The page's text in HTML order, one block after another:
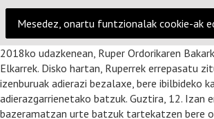
Mesedez, onartu funtzionalak cookie-ak
2018ko udazkenean, Ruper Ordorikaren
Elkarrek. Disko hartan, Ruperrek errepasatu
izenburuak adierazi bezalaxe, bere ibilbideko
adierazgarrienetako batzuk. Guztira, 12. Izan
bazeramatzan urte batzuk tartekatzen bere